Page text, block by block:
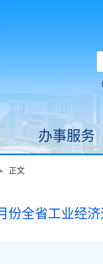
办事服务
正文
份全省工业经